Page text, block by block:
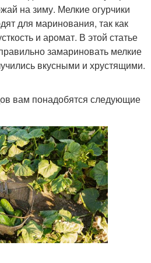
соке
Огурцы для
маринования
Огурцы с кориандром
Огурцы в банку
на зиму. Мелкие огурчики
для маринования, так как
и аромат. В этой статье
замариновать мелкие
вкусными и хрустящими.
вам понадобятся следующие